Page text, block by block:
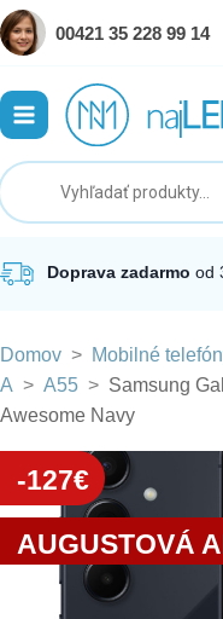
00421 35 228 99 14
Doprava zadarmo od
Domov > Mobilné
A > A55 > Samsung
Awesome Navy
-127€
AUGUSTOVÁ